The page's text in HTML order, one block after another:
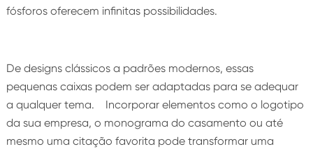
fósforos oferecem infinitas possibilidades.
De designs clássicos a padrões modernos, essas
pequenas caixas podem ser adaptadas para se adequar
a qualquer tema. Incorporar elementos como o logotipo
da sua empresa, o monograma do casamento ou até
mesmo uma citação favorita pode transformar uma